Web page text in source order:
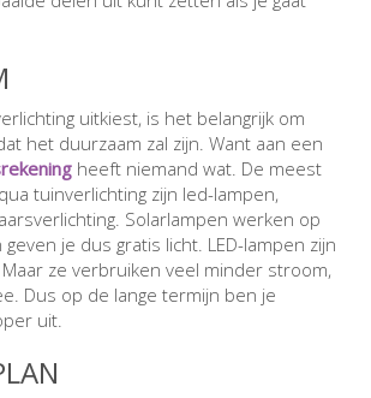
uitkiest, is het belangrijk om
het duurzaam zal zijn. Want aan een
heeft niemand wat. De meest
tuinverlichting zijn led-lampen,
Solarlampen werken op
je dus gratis licht. LED-lampen zijn
ze verbruiken veel minder stroom,
Dus op de lange termijn ben je
uit.